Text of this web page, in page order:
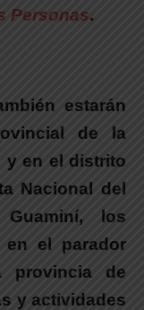
Personas.
estarán
de la
y en el distrito
Nacional del
los
en el parador
provincia de
y actividades